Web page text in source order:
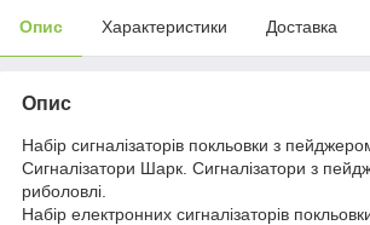
Опис Характеристики Доставка
Опис
Набір сигналізаторів покльовки з
Сигналізатори Шарк. Сигналізатори з
риболовлі.
Набір електронних сигналізаторів